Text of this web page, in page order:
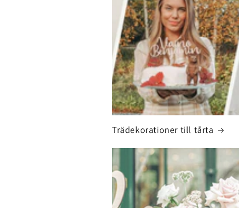
Trädekorationer till tårta